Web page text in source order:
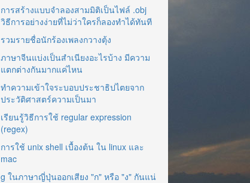
การสร้างแบบจำลองสามมิติเป็นไฟล์ .obj
วิธีการอย่างง่ายที่ไม่ว่าใครก็ลองทำได้ทันที
รวมรายชื่อนักร้องเพลงกวางตุ้ง
ภาษาจีนแบ่งเป็นสำเนียงอะไรบ้าง มีความ
แตกต่างกันมากแค่ไหน
ทำความเข้าใจระบอบประชาธิปไตยจาก
ประวัติศาสตร์ความเป็นมา
เรียนรู้วิธีการใช้ regular expression
(regex)
การใช้ unix shell เบื้องต้น ใน linux และ
mac
g ในภาษาญี่ปุ่นออกเสียง "ก" หรือ "ง" กันแน่